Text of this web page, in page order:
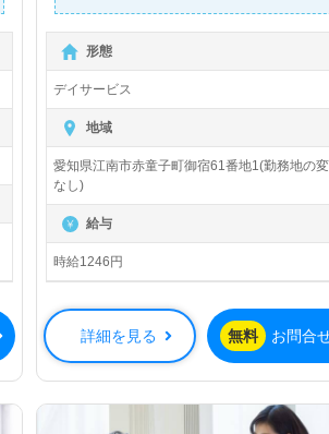
形態
デイサービス
地域
愛知県江南市赤童子町御宿61番地1(勤務地の
なし)
給与
時給1246円
詳細を見る 無料 お問合